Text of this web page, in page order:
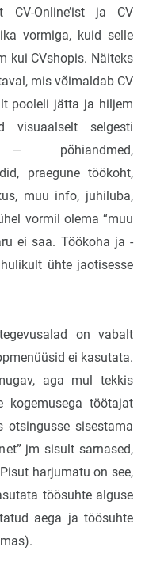
CV-Online’ist ja CV
vormiga, kuid selle
kui CVshopis. Näiteks
mis võimaldab CV
pooleli jätta ja hiljem
selgesti
— põhiandmed,
praegune töökoht,
muu info, juhiluba,
vormil olema “muu
ei saa. Töökoha ja -
ühte jaotisesse
on vabalt
ei kasutata.
aga mul tekkis
kogemusega töötajat
otsingusse sisestama
jm sisult sarnased,
harjumatu on see,
töösuhte alguse
aega ja töösuhte